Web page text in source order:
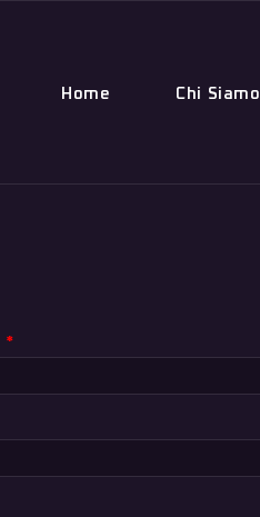
Home Chi Siamo
*